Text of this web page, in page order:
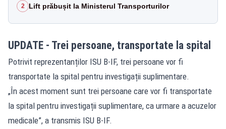
2 Lift prăbușit la Ministerul Transporturilor
UPDATE - Trei persoane, transportate la spital
Potrivit reprezentanților ISU B-IF, trei persoane vor fi
transportate la spital pentru investigații suplimentare.
„În acest moment sunt trei persoane care vor fi transportate
la spital pentru investigații suplimentare, ca urmare a acuzelor
medicale”, a transmis ISU B-IF.